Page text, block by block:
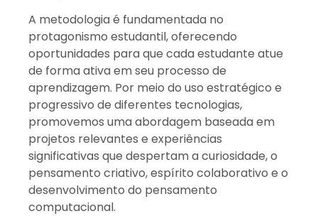
A metodologia é fundamentada no
protagonismo estudantil, oferecendo
oportunidades para que cada estudante atue
de forma ativa em seu processo de
aprendizagem. Por meio do uso estratégico e
progressivo de diferentes tecnologias,
promovemos uma abordagem baseada em
projetos relevantes e experiências
significativas que despertam a curiosidade, o
pensamento criativo, espírito colaborativo e o
desenvolvimento do pensamento
computacional.